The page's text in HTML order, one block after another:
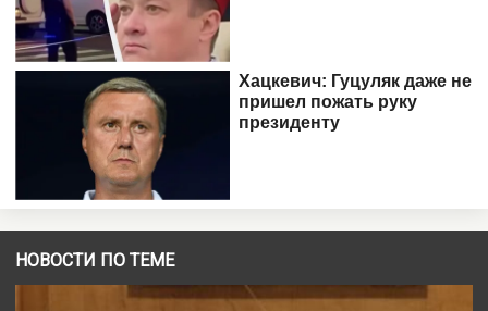
НОВОСТИ ПО ТЕМЕ